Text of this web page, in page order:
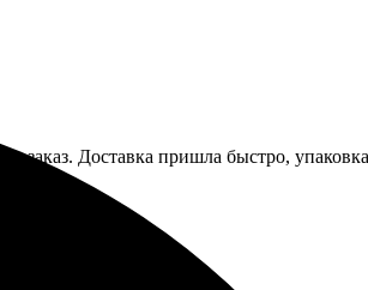
заказ. Доставка пришла быстро, упаковка